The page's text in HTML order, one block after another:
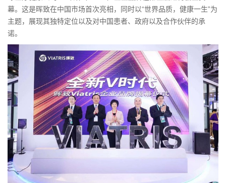
幕。这是晖致在中国市场首次亮相，同时以“世界品质，健康一生”为
主题，展现其独特定位以及对中国患者、政府以及合作伙伴的承
诺。